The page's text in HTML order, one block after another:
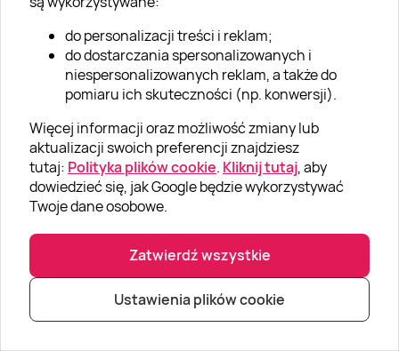
do personalizacji treści i reklam;
do dostarczania spersonalizowanych i
niespersonalizowanych reklam, a także do
pomiaru ich skuteczności (np. konwersji).
Więcej informacji oraz możliwość zmiany lub
aktualizacji swoich preferencji znajdziesz
tutaj: Polityka plików cookie. Kliknij tutaj, aby
dowiedzieć się, jak Google będzie wykorzystywać
Twoje dane osobowe.
Zatwierdź wszystkie
Ustawienia plików cookie
Nowości, zniżki i wiele więcej!